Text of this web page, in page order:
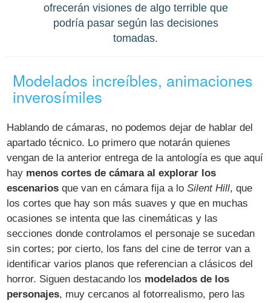
ofrecerán visiones de algo terrible que
podría pasar según las decisiones
tomadas.
Modelados increíbles, animaciones
inverosímiles
Hablando de cámaras, no podemos dejar de hablar del
apartado técnico. Lo primero que notarán quienes
vengan de la anterior entrega de la antología es que aquí
hay menos cortes de cámara al explorar los
escenarios que van en cámara fija a loSilent Hill, que
los cortes que hay son más suaves y que en muchas
ocasiones se intenta que las cinemáticas y las
secciones donde controlamos el personaje se sucedan
sin cortes; por cierto, los fans del cine de terror van a
identificar varios planos que referencian a clásicos del
horror. Siguen destacando los modelados de los
personajes, muy cercanos al fotorrealismo, pero las